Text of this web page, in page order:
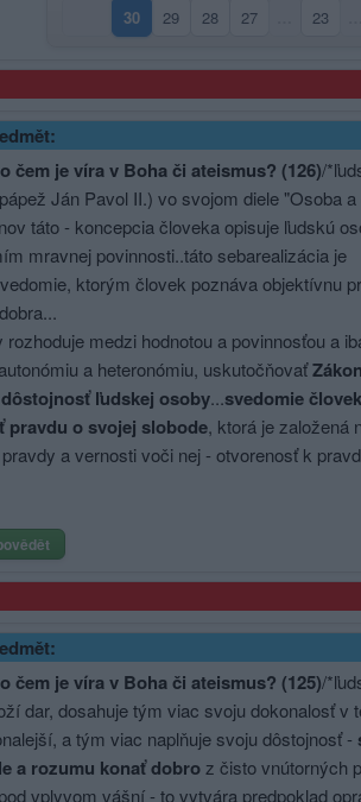
30(aktuální strana)
29 28 27 23
čem je víra v Boha či ateismus? (126)/
Ján Pavol II.) vo svojom diele "Osoba
táto - koncepcia človeka opisuje ľudskú
mravnej povinnosti..táto sebarealizácia je
ktorým človek poznáva objektívnu
medzi hodnotou a povinnosťou a
a heteronómiu, uskutočňovať
ľudskej osoby...svedomie
pravdu o svojej slobode, ktorá je založená
a vernosti voči nej - otvorenosť k
čem je víra v Boha či ateismus? (125)/
dar, dosahuje tým viac svoju dokonalosť
a tým viac naplňuje svoju dôstojnosť -
a rozumu konať dobro z čisto vnútorných
vplyvom vášní - to vytvára predpoklad